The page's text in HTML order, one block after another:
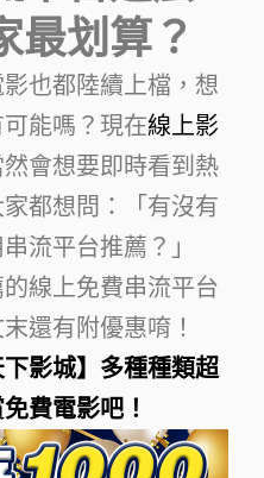
最划算？
也都陸續上檔，想
能嗎？現在線上影
會想要即時看到熱
都想問：「有沒有
流平台推薦？」
線上免費串流平台
還有附優惠唷！
下影城】多種種類超
費電影吧！